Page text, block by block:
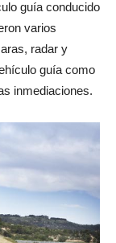
guía conducido
varios
radar y
guía como
inmediaciones.